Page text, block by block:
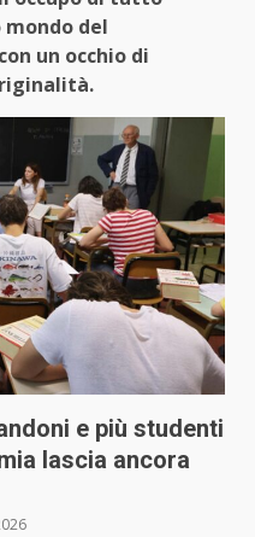
del
un occhio di
e più studenti
lascia ancora